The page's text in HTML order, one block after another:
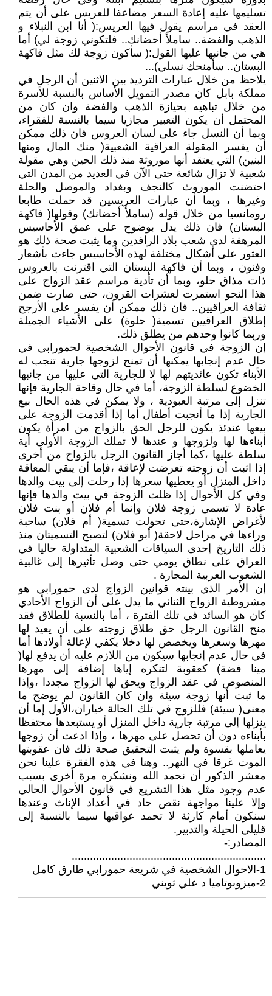
تسليمها عليه إعادة السعر مضاعفا للعريس على أن يتم
العقد في مراسم يقول فيها العريس:( أنا ابن النبلاء و
الذهب والفضة.. ساملأ أحضانك.. فلتكوني زوجة لي) أما
هي من جانبها عليها القول:( سأكون زوجة لك مثل فاكهة
البستان.. سأمنحك نسلي)...
يلاحظ من خلال عبارات الترديد بين الاثنين أن الرجل في
مملكة بابل كان مصدر التمويل الأساس بالنسبة للأسرة
من خلال تباهيه بحيازة الذهب والفضة وان كان من
المحتمل أن يكون التعبير مجازيا سيما بالنسبة للفقراء،
وبما أن النسل جاء على لسان العروس فان ذلك ممكن
أن يفسر المقولة العراقية الشعبية( منك المال ومنها
البنين) التي يعتقد أنها موروثة منذ ذلك الحين وهي مقولة
شعبية لا تزال شائعة حتى الآن في العديد من المدن التي
احتضنت الموروث كالنجف وبغداد والموصل والحلة
وغيرها ، وبما أن عبارات العريسين قد حملت طابعا
رومانسيا من خلال قوله (ساملأ أحضانك) وقولها( فاكهة
البستان) فان ذلك يدل بوضوح على عمق الأحاسيس
المرهفة لدى شعب بلاد الرافدين وما يثبت صحة ذلك هو
العثور على أشكال مختلفة لهذه الأحاسيس جاءت بأشعار
وفنون ، وبما أن فاكهة البستان التي اقترنت بالعروس
ذات مذاق حلو، وبما أن تأدية مراسم عقد الزواج على
هذا النحو استمرت لعشرات القرون، حتى صارت ضمن
ثقافة العراقيين.. فان ذلك ممكن أن يفسر على الأرجح
إطلاق العراقيين تسمية( حلوة) على الأشياء الجميلة
وربما كانوا وحدهم من يطلق ذلك.
إن الزوجة في قانون الأحوال الشخصية لحمورابي في
حال عدم إنجابها يمكنها أن تمنح لزوجها جارية تنجب له
الأبناء تكون عائديتهم لها لا للجارية التي عليها من جانبها
الخضوع لسلطة الزوجة، أما في حال وقاحة الجارية فإنها
تنزل إلى مرتبة العبودية ، ولا يمكن في هذه الحال بيع
الجارية إذا ما أنجبت أطفال أما إذا أقدمت الزوجة على
بيعها عندئذ يكون للرجل الحق بالزواج من امرأة يكون
أبناءها لها ولزوجها و عندها لا تملك الزوجة الأولى أية
سلطة عليها ،كما أجاز القانون الرجل بالزواج من أخرى
إذا اثبت أن زوجته تعرضت لإعاقة ،فإما أن يبقي المعاقة
داخل المنزل أو يعطيها سعرها إذا رحلت إلى بيت والدها
وفي كل الأحوال إذا ظلت الزوجة في بيت والدها فإنها
عادة لا تسمى زوجة فلان وإنما أم فلان أو بنت فلان
لأغراض الإشارة،حتى تحولت تسمية( أم فلان) ساحبة
وراءها في مراحل لاحقة( أبو فلان) لتصبح التسميتان منذ
ذلك التاريخ إحدى السياقات الشعبية المتداولة حاليا في
العراق على نطاق يومي حتى وصل تأثيرها إلى غالبية
الشعوب العربية المجارة .
إن الأمر الذي بينته قوانين الزواج لدى حمورابي هو
مشروطية الزواج الثنائي ما يدل على أن الزواج الأحادي
كان هو السائد في تلك الفترة ، أما بالنسبة للطلاق فقد
منح القانون الرجل حق طلاق زوجته على أن يعيد لها
مهرها وسعرها ويخصص لها دخلا يكفي لإعالة أولادها أما
في حال عدم إنجابها سيكون من اللازم عليه أن يدفع لها(
مينا فضة) كعقوبة لتنكره إياها إضافة إلى مهرها
المنصوص في عقد الزواج ويحق لها الزواج مجددا ،وإذا
ما ثبت أنها زوجة سيئة وان كان القانون لم يوضح ما
معنى( سيئة) فللزوج في تلك الحالة خياران،الأول إما أن
ينزلها إلى مرتبة جارية داخل المنزل أو يستبعدها محتفظا
بأبناءه دون أن تحصل على مهرها ، وإذا ادعت أن زوجها
يعاملها بقسوة ولم يثبت التحقيق صحة ذلك فان عقوبتها
الموت غرقا في النهر.. وهنا في هذه الفقرة علينا نحن
معشر الذكور أن نحمد الله ونشكره مرة أخرى بسبب
عدم وجود مثل هذا التشريع في قانون الأحوال الحالي
وإلا علينا مواجهة نقص حاد في أعداد الإناث وعندها
سنكون أمام كارثة لا تحمد عواقبها سيما بالنسبة إلى
قليلي الحيلة والتدبير.
المصادر:-
................................................................
1-الاحوال الشخصية في شريعة حمورابي طارق كامل
2-ميزوبوتاميا د علي ثويني